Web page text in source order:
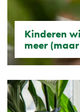
Kinderen
meer